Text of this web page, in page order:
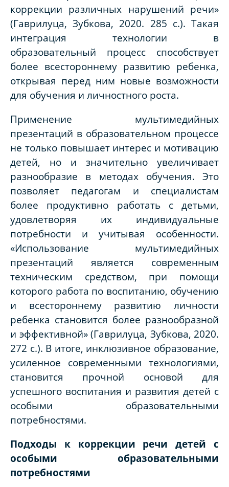
коррекции различных нарушений речи»
(Гаврилуца, Зубкова, 2020. 285 с.). Такая
интеграция технологии в
образовательный процесс способствует
более всестороннему развитию ребенка,
открывая перед ним новые возможности
для обучения и личностного роста.
Применение мультимедийных
презентаций в образовательном процессе
не только повышает интерес и мотивацию
детей, но и значительно увеличивает
разнообразие в методах обучения. Это
позволяет педагогам и специалистам
более продуктивно работать с детьми,
удовлетворяя их индивидуальные
потребности и учитывая особенности.
«Использование мультимедийных
презентаций является современным
техническим средством, при помощи
которого работа по воспитанию, обучению
и всестороннему развитию личности
ребенка становится более разнообразной
и эффективной» (Гаврилуца, Зубкова, 2020.
272 с.). В итоге, инклюзивное образование,
усиленное современными технологиями,
становится прочной основой для
успешного воспитания и развития детей с
особыми образовательными
потребностями.
Подходы к коррекции речи детей с
особыми образовательными
потребностями